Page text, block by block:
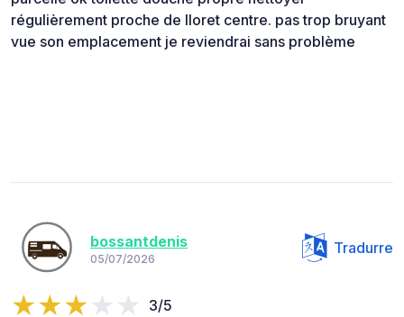
régulièrement proche de lloret centre. pas trop bruyant
vue son emplacement je reviendrai sans problème
bossantdenis
05/07/2026
Tradurre
3/5